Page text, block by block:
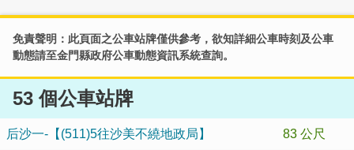
免責聲明：此頁面之公車站牌僅供參考，欲知詳細公車時刻及公車
動態請至金門縣政府公車動態資訊系統查詢。
53 個公車站牌
后沙一-【(511)5往沙美不繞地政局】 83 公尺